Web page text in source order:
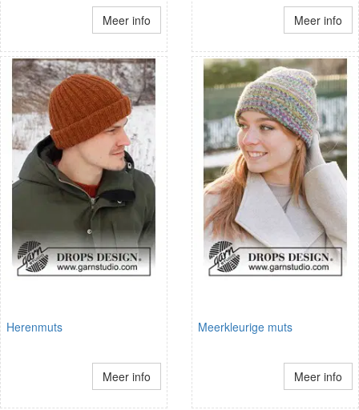
Meer info Meer info
Herenmuts
Meer info
Meerkleurige muts
Meer info